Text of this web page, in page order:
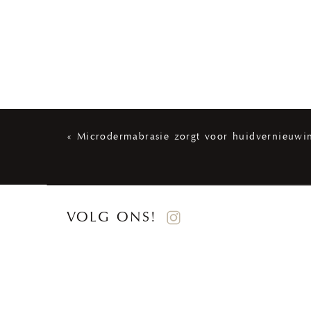
« Microdermabrasie zorgt voor
VOLG ONS!